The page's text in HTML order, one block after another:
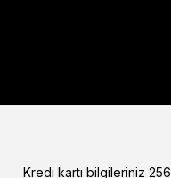
Kredi kartı bilgileriniz